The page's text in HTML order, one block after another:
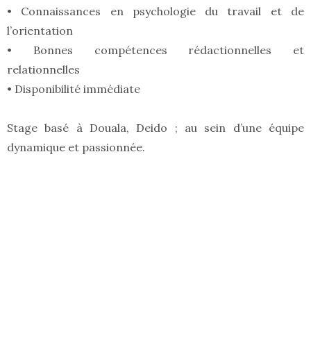
• Connaissances en psychologie du travail et de
l’orientation
• Bonnes compétences rédactionnelles et
relationnelles
• Disponibilité immédiate
Stage basé à Douala, Deido ; au sein d’une équipe
dynamique et passionnée.